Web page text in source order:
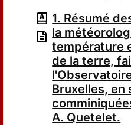
1. Résumé
la
température
de la terre,
Bruxelles, en
A. Quetelet.